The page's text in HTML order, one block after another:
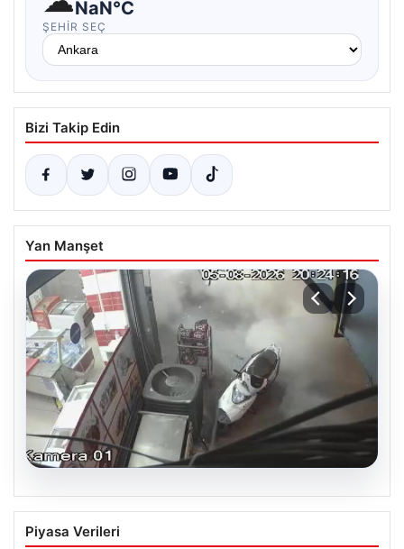
NaN°C
ŞEHIR SEÇ
Bizi Takip Edin
Yan Manşet
Bahçelievler’de Tahliye Edilen Binanın
Çöküşü ve Ardından Alınan Önlemler
Piyasa Verileri